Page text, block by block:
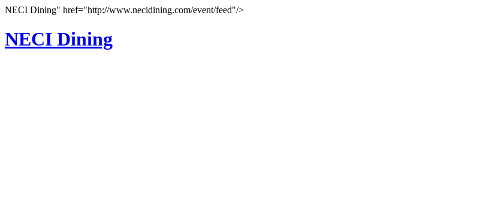
NECI Dining" href="http://www.necidining.com/event/feed"/>
NECI Dining